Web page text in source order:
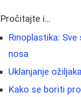
Pročitajte i...
Rinoplastika:
nosa
Uklanjanje
Kako se boriti